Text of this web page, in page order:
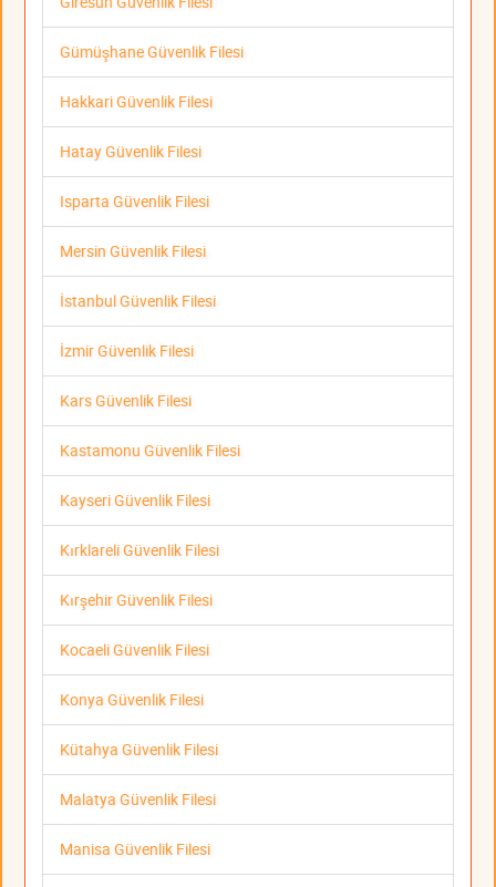
Gümüşhane Güvenlik Filesi
Hakkari Güvenlik Filesi
Hatay Güvenlik Filesi
Isparta Güvenlik Filesi
Mersin Güvenlik Filesi
İstanbul Güvenlik Filesi
İzmir Güvenlik Filesi
Kars Güvenlik Filesi
Kastamonu Güvenlik Filesi
Kayseri Güvenlik Filesi
Kırklareli Güvenlik Filesi
Kırşehir Güvenlik Filesi
Kocaeli Güvenlik Filesi
Konya Güvenlik Filesi
Kütahya Güvenlik Filesi
Malatya Güvenlik Filesi
Manisa Güvenlik Filesi